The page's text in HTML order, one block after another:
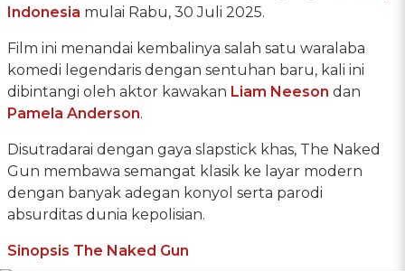
Indonesia mulai Rabu, 30 Juli 2025.
Film ini menandai kembalinya salah satu waralaba
komedi legendaris dengan sentuhan baru, kali ini
dibintangi oleh aktor kawakan Liam Neeson dan
Pamela Anderson.
Disutradarai dengan gaya slapstick khas, The Naked
Gun membawa semangat klasik ke layar modern
dengan banyak adegan konyol serta parodi
absurditas dunia kepolisian.
Sinopsis The Naked Gun